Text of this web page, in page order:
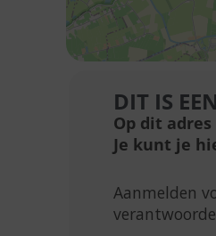
DIT IS
Op dit
Je kunt je
Aanmelden